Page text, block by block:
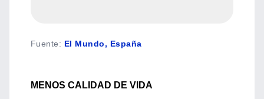
Fuente: El Mundo, España
MENOS CALIDAD DE VIDA